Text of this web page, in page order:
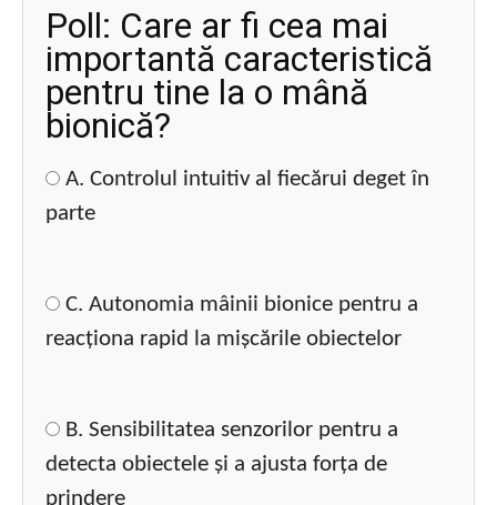
Poll: Care ar fi cea mai
importantă caracteristică
pentru tine la o mână
bionică?
A. Controlul intuitiv al fiecărui deget în
parte
C. Autonomia mâinii bionice pentru a
reacționa rapid la mișcările obiectelor
B. Sensibilitatea senzorilor pentru a
detecta obiectele și a ajusta forța de
prindere